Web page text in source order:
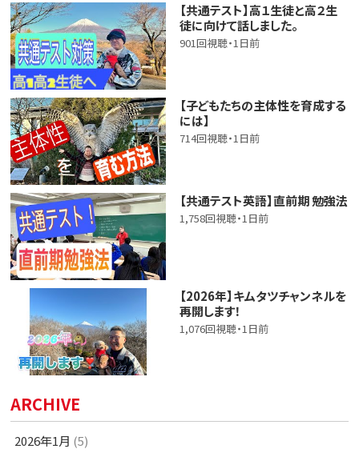
【共通テスト】高１生徒と高２生
徒に向けて話しました。
901回視聴・1日前
【子どもたちの主体性を育成する
には】
714回視聴・1日前
【共通テスト英語】直前期 勉強法
1,758回視聴・1日前
【2026年】キムタツチャンネルを
再開します！
1,076回視聴・1日前
ARCHIVE
2026年1月 (5)